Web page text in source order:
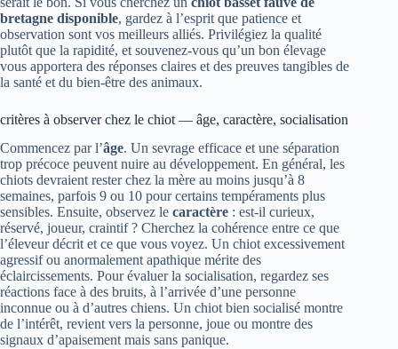
bretagne disponible, gardez à l’esprit que patience et
observation sont vos meilleurs alliés. Privilégiez la qualité
plutôt que la rapidité, et souvenez-vous qu’un bon élevage
vous apportera des réponses claires et des preuves tangibles de
la santé et du bien-être des animaux.
critères à observer chez le chiot — âge, caractère, socialisation
Commencez par l’âge. Un sevrage efficace et une séparation
trop précoce peuvent nuire au développement. En général, les
chiots devraient rester chez la mère au moins jusqu’à 8
semaines, parfois 9 ou 10 pour certains tempéraments plus
sensibles. Ensuite, observez le caractère : est-il curieux,
réservé, joueur, craintif ? Cherchez la cohérence entre ce que
l’éleveur décrit et ce que vous voyez. Un chiot excessivement
agressif ou anormalement apathique mérite des
éclaircissements. Pour évaluer la socialisation, regardez ses
réactions face à des bruits, à l’arrivée d’une personne
inconnue ou à d’autres chiens. Un chiot bien socialisé montre
de l’intérêt, revient vers la personne, joue ou montre des
signaux d’apaisement mais sans panique.